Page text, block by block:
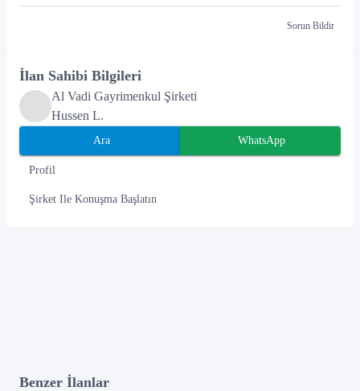
Sorun Bildir
İlan Sahibi Bilgileri
Al Vadi Gayrimenkul Şirketi
Hussen L.
Ara WhatsApp
Profil
Şirket Ile Konuşma Başlatın
Benzer İlanlar